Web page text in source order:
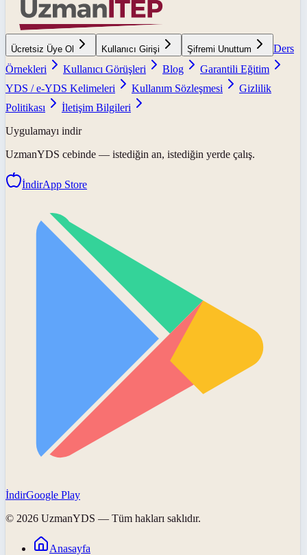
Ücretsiz Üye Ol Kullanıcı Girişi Şifremi Unuttum
Ders
Örnekleri
Kullanıcı Görüşleri Blog
Garantili Eğitim
YDS / e-YDS Kelimeleri
Kullanım Sözleşmesi
Gizlilik
Politikası
İletişim Bilgileri
Uygulamayı indir
UzmanYDS cebinde — istediğin an, istediğin yerde çalış.
İndirApp Store
İndirGoogle Play
© 2026 UzmanYDS — Tüm hakları saklıdır.
Anasayfa